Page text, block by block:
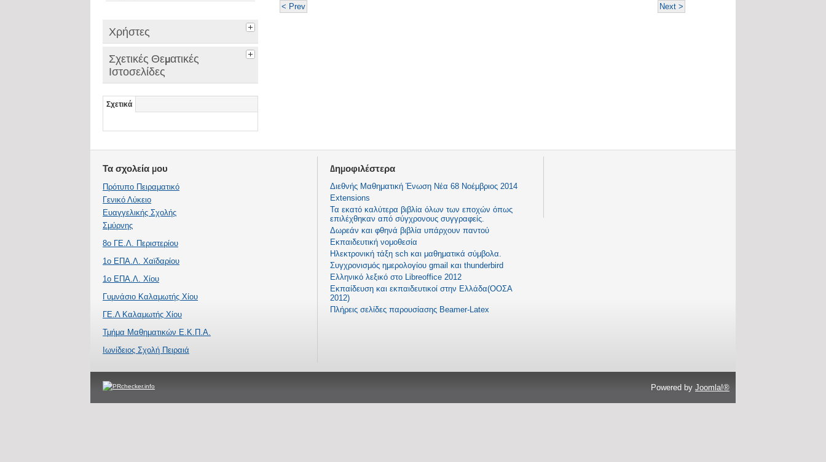
Χρήστες
Σχετικές Θεματικές
Ιστοσελίδες
Σχετικά
< Prev Next >
Τα σχολεία μου
Πρότυπο Πειραματικό
Γενικό Λύκειο
Ευαγγελικής Σχολής
Σμύρνης
8ο ΓΕ.Λ. Περιστερίου
1ο ΕΠΑ.Λ. Χαϊδαρίου
1ο ΕΠΑ.Λ. Χίου
Γυμνάσιο Καλαμωτής Χίου
ΓΕ.Λ Καλαμωτής Χίου
Τμήμα Μαθηματικών Ε.Κ.Π.Α.
Ιωνίδειος Σχολή Πειραιά
Δημοφιλέστερα
Διεθνής Μαθηματική Ένωση Νέα 68 Νοέμβριος 2014
Extensions
Τα εκατό καλύτερα βιβλία όλων των εποχών όπως
επιλέχθηκαν από σύγχρονους συγγραφείς.
Δωρεάν και φθηνά βιβλία υπάρχουν παντού
Εκπαιδευτική νομοθεσία
Ηλεκτρονική τάξη sch και μαθηματικά σύμβολα.
Συγχρονισμός ημερολογίου gmail και thunderbird
Ελληνικό λεξικό στο Libreoffice 2012
Εκπαίδευση και εκπαιδευτικοί στην Ελλάδα(ΟΟΣΑ
2012)
Πλήρεις σελίδες παρουσίασης Beamer-Latex
Powered by Joomla!®